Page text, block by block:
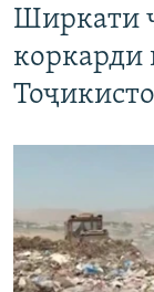
Ширкати
коркарди